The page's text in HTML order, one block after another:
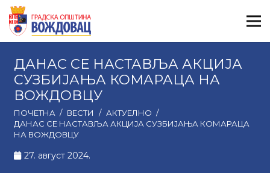
ДАНАС СЕ НАСТАВЉА АКЦИЈА
СУЗБИЈАЊА КОМАРАЦА НА
ВОЖДОВЦУ
ПОЧЕТНА / ВЕСТИ / АКТУЕЛНО /
ДАНАС СЕ НАСТАВЉА АКЦИЈА СУЗБИЈАЊА КОМАРАЦА
НА ВОЖДОВЦУ
27. август 2024.